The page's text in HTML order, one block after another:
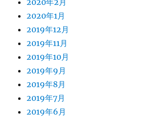
2020年2月
2020年1月
2019年12月
2019年11月
2019年10月
2019年9月
2019年8月
2019年7月
2019年6月